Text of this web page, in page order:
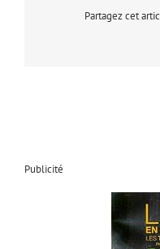
Partagez cet
Publicité